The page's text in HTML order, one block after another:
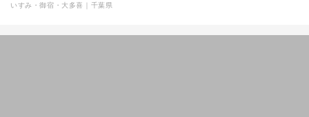
いすみ・御宿・大多喜 千葉県